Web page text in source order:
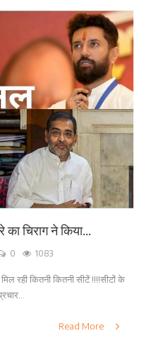
चिराग ने किया...
0 1083
रही कितनी कितनी सीटें !!!!सीटों के
Read More